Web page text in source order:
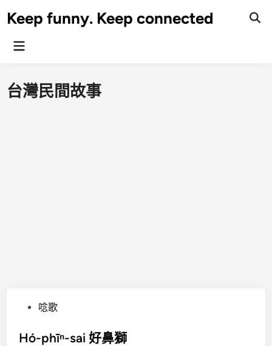
toKeep funny. Keep connected
Main
台灣民間故事
s
唸歌
Hó-phīⁿ-sai 好鼻獅